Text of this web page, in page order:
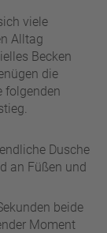
viele
Alltag
Becken
die
folgenden
Dusche
an Füßen und
beide
Moment